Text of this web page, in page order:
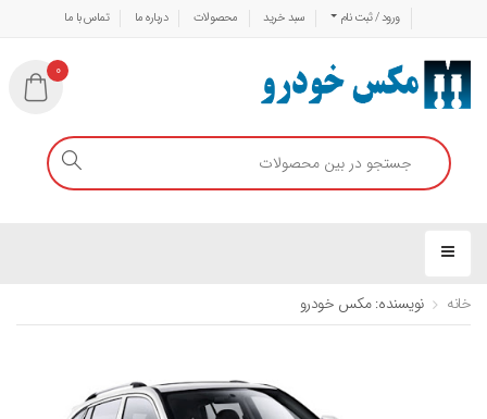
ورود / ثبت نام سبد خرید محصولات درباره ما تماس با ما
0
خانه نویسنده: مکس خودرو